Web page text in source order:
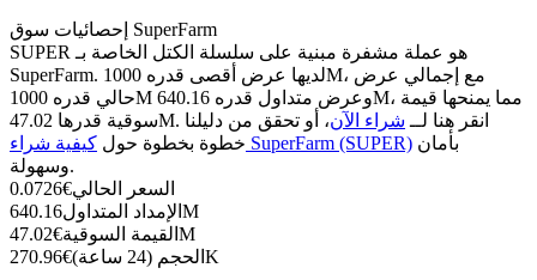
نسخ التداول
إحصائيات سوق SuperFarm
SUPER هو عملة مشفرة مبنية على سلسلة الكتل الخاصة بـ
SuperFarm. لديها عرض أقصى قدره 1000M، مع إجمالي عرض
حالي قدره 1000M وعرض متداول قدره 640.16M، مما يمنحها قيمة
سوقية قدرها 47.02M. انقر هنا لــ شراء الآن، أو تحقق من دليلنا
خطوة بخطوة حول كيفية شراء SuperFarm (SUPER)
وسهولة.
السعر الحالي€
0.0726
الإمداد المتداول 640.16M
القيمة السوقية€
47.02M
الحجم (24 ساعة)
€ 270.96K